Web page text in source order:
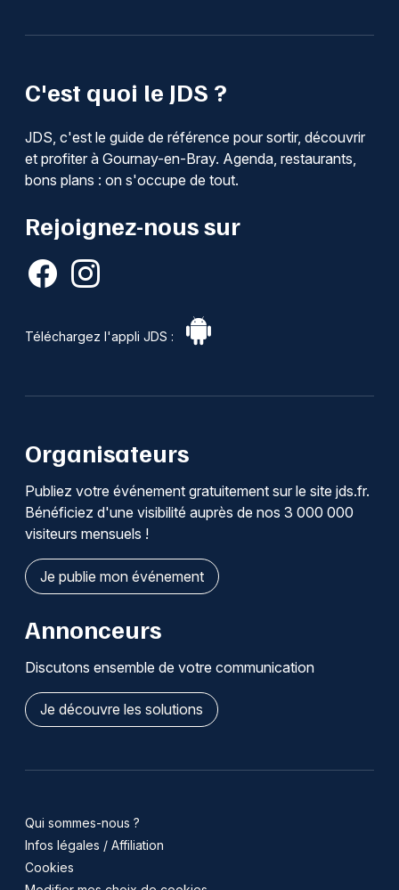
C'est quoi le JDS ?
JDS, c'est le guide de référence pour sortir, découvrir
et profiter à Gournay-en-Bray. Agenda, restaurants,
bons plans : on s'occupe de tout.
Rejoignez-nous sur
Téléchargez l'appli JDS :
Organisateurs
Publiez votre événement gratuitement sur le site jds.fr.
Bénéficiez d'une visibilité auprès de nos 3 000 000
visiteurs mensuels !
Je publie mon événement
Annonceurs
Discutons ensemble de votre communication
Je découvre les solutions
Qui sommes-nous ?
Infos légales / Affiliation
Cookies